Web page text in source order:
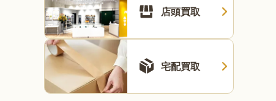
店頭買取
宅配買取